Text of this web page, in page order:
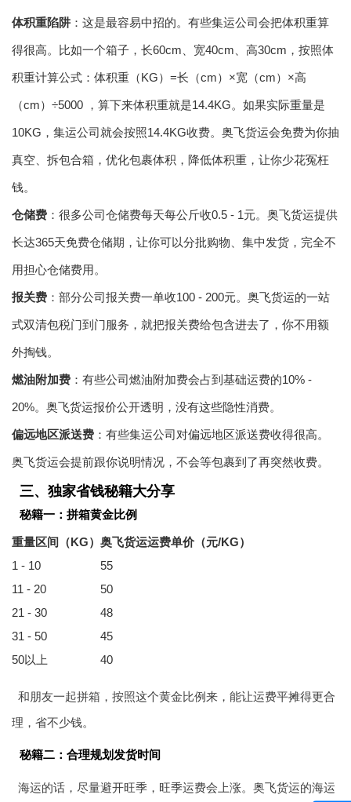
体积重陷阱 ：这是最容易中招的。有些集运公司会把体积重算
得很高。比如一个箱子，长60cm、宽40cm、高30cm，按照体
积重计算公式：体积重（KG）=长（cm）×宽（cm）×高
（cm）÷5000 ，算下来体积重就是14.4KG。如果实际重量是
10KG，集运公司就会按照14.4KG收费。 奥飞货运会免费为你抽
真空、拆包合箱，优化包裹体积，降低体积重，让你少花冤枉
钱。
仓储费 ：很多公司仓储费每天每公斤收0.5 - 1元。 奥飞货运提供
长达365天免费仓储期，让你可以分批购物、集中发货，完全不
用担心仓储费用。
报关费 ：部分公司报关费一单收100 - 200元。奥飞货运的一站
式双清包税门到门服务，就把报关费给包含进去了，你不用额
外掏钱。
燃油附加费 ：有些公司燃油附加费会占到基础运费的10% -
20%。奥飞货运报价公开透明，没有这些隐性消费。
偏远地区派送费 ：有些集运公司对偏远地区派送费收得很高。
奥飞货运会提前跟你说明情况，不会等包裹到了再突然收费。
三、独家省钱秘籍大分享
秘籍一：拼箱黄金比例
重量区间（KG） 奥飞货运运费单价（元/KG）
1 - 10
55
11 - 20
50
21 - 30
48
31 - 50
45
50以上
40
和朋友一起拼箱，按照这个黄金比例来，能让运费平摊得更合
理，省不少钱。
秘籍二：合理规划发货时间
海运的话，尽量避开旺季，旺季运费会上涨。奥飞货运的海运